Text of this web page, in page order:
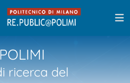
ricerca del